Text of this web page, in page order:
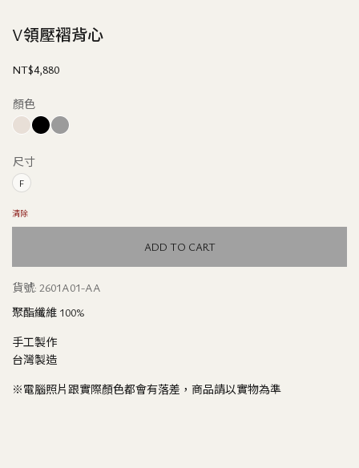
V領壓褶背心
NT$4,880
顏色
尺寸
F
清除
ADD TO CART
貨號: 2601A01-AA
聚酯纖維 100%
手工製作
台灣製造
※電腦照片跟實際顏色都會有落差，商品請以實物為準